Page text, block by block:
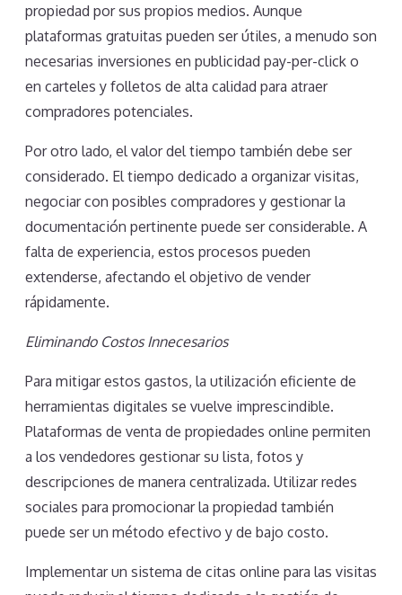
propiedad por sus propios medios. Aunque
plataformas gratuitas pueden ser útiles, a menudo son
necesarias inversiones en publicidad pay-per-click o
en carteles y folletos de alta calidad para atraer
compradores potenciales.
Por otro lado, el valor del tiempo también debe ser
considerado. El tiempo dedicado a organizar visitas,
negociar con posibles compradores y gestionar la
documentación pertinente puede ser considerable. A
falta de experiencia, estos procesos pueden
extenderse, afectando el objetivo de vender
rápidamente.
Eliminando Costos Innecesarios
Para mitigar estos gastos, la utilización eficiente de
herramientas digitales se vuelve imprescindible.
Plataformas de venta de propiedades online permiten
a los vendedores gestionar su lista, fotos y
descripciones de manera centralizada. Utilizar redes
sociales para promocionar la propiedad también
puede ser un método efectivo y de bajo costo.
Implementar un sistema de citas online para las visitas